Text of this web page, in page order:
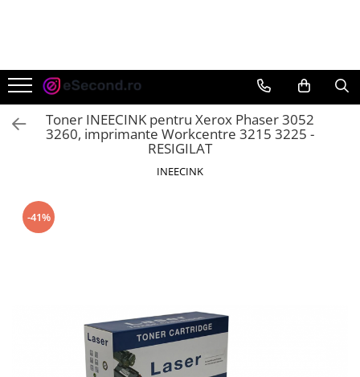
Auto Moto
Accesorii Auto
Anvelope & Jante
Echipamente pentru Atelier
Intretinere & Cosmetica auto
Moto
Bucatarie & Servire
Curatenie si intretinere
Toner INEECINK pentru Xerox Phaser 3052
3260, imprimante Workcentre 3215 3225 -
RESIGILAT
INEECINK
-41%